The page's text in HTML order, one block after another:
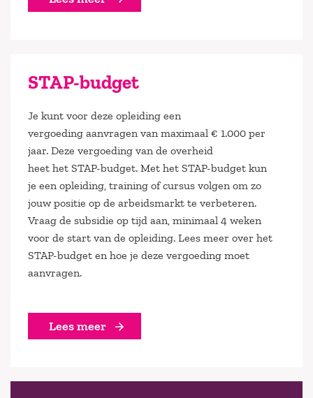
STAP-budget
Je kunt voor deze opleiding een
vergoeding aanvragen van maximaal € 1.000 per
jaar. Deze vergoeding van de overheid
heet het STAP-budget. Met het STAP-budget kun
je een opleiding, training of cursus volgen om zo
jouw positie op de arbeidsmarkt te verbeteren.
Vraag de subsidie op tijd aan, minimaal 4 weken
voor de start van de opleiding. Lees meer over het
STAP-budget en hoe je deze vergoeding moet
aanvragen.
Lees meer